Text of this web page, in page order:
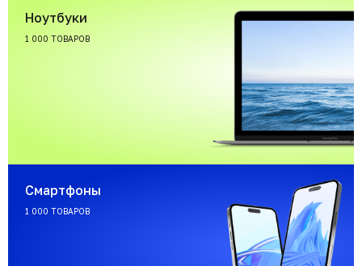
Ноутбуки
1 000 ТОВАРОВ
Смартфоны
1 000 ТОВАРОВ